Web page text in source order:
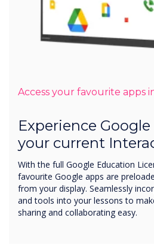
Access your favourite apps
Experience
your current
With the full Google Education
favourite Google apps are
from your display. Seamlessly
and tools into your lessons to
sharing and collaborating easy.